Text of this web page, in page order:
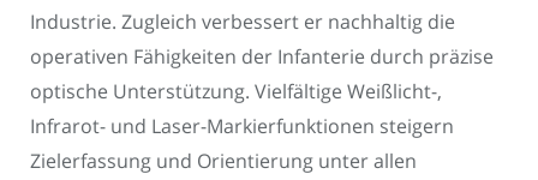
Industrie. Zugleich verbessert er nachhaltig die
operativen Fähigkeiten der Infanterie durch präzise
optische Unterstützung. Vielfältige Weißlicht-,
Infrarot- und Laser-Markierfunktionen steigern
Zielerfassung und Orientierung unter allen